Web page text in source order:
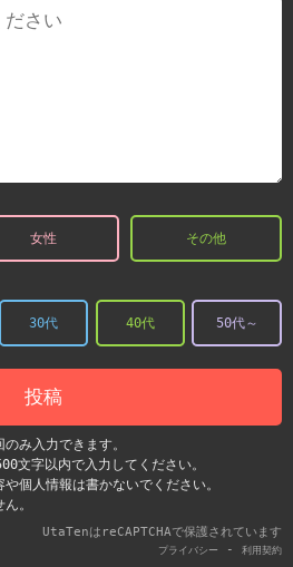
女性 その他
30代 40代 50代～
投稿
み入力できます。
文字以内で入力してください。
個人情報は書かないでください。
。
UtaTenはreCAPTCHAで保護されています
プライバシー - 利用契約